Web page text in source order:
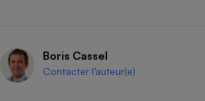
Boris Cassel
Contacter l’auteur(e)